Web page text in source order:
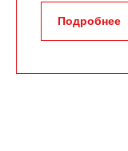
Подробнее